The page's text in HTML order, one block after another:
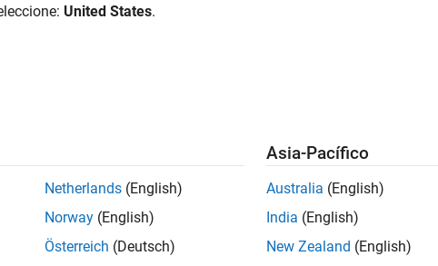
United States.
Netherlands (English)
Norway (English)
Österreich (Deutsch)
Asia-Pacífico
Australia (English)
India (English)
New Zealand (English)